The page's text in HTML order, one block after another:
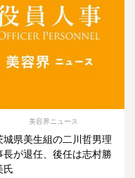
美容界ニュース
城県美生組の二川哲男理
長が退任、後任は志村勝
氏